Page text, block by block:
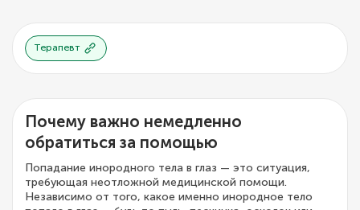
Терапевт
Почему важно немедленно
обратиться за помощью
Попадание инородного тела в глаз — это ситуация,
требующая неотложной медицинской помощи.
Независимо от того, какое именно инородное тело